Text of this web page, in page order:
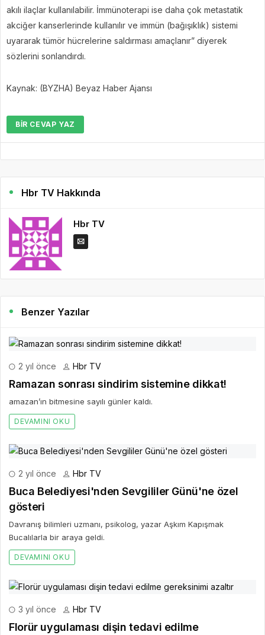
akılı ilaçlar kullanılabilir. İmmünoterapi ise daha çok metastatik
akciğer kanserlerinde kullanılır ve immün (bağışıklık) sistemi
uyararak tümör hücrelerine saldırması amaçlanır” diyerek
sözlerini sonlandırdı.
Kaynak: (BYZHA) Beyaz Haber Ajansı
BIR CEVAP YAZ
Hbr TV Hakkında
Hbr TV
Benzer Yazılar
2 yıl önce Hbr TV
Ramazan sonrası sindirim sistemine dikkat!
amazan’ın bitmesine sayılı günler kaldı.
DEVAMINI OKU
2 yıl önce Hbr TV
Buca Belediyesi'nden Sevgililer Günü'ne özel
gösteri
Davranış bilimleri uzmanı, psikolog, yazar Aşkım Kapışmak
Bucalılarla bir araya geldi.
DEVAMINI OKU
3 yıl önce Hbr TV
Florür uygulaması dişin tedavi edilme